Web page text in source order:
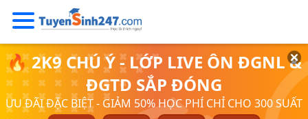
🔥 2K9 CHÚ Ý - LỚP LIVE ÔN ĐGNL &
ĐGTD SẮP ĐÓNG
ƯU ĐÃI ĐẶC BIỆT - GIẢM 50% HỌC PHÍ CHỈ CHO 300 SUẤT